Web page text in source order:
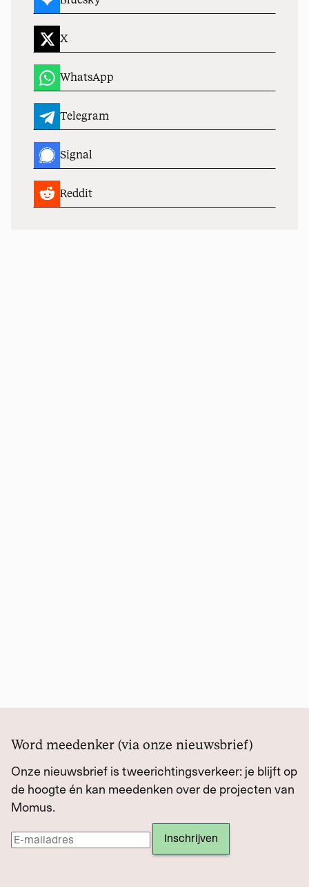
X
WhatsApp
Telegram
Signal
Reddit
Word meedenker (via onze nieuwsbrief)
Onze nieuwsbrief is tweerichtingsverkeer: je blijft op
de hoogte én kan meedenken over de projecten van
Momus.